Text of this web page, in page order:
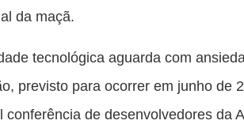
da maçã.
tecnológica aguarda com
previsto para ocorrer em junho de
conferência de desenvolvedores da